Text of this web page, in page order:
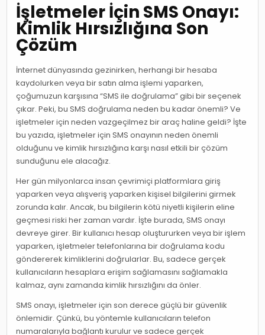
İşletmeler İçin SMS Onayı:
Kimlik Hırsızlığına Son
Çözüm
İnternet dünyasında gezinirken, herhangi bir hesaba
kaydolurken veya bir satın alma işlemi yaparken,
çoğumuzun karşısına “SMS ile doğrulama” gibi bir seçenek
çıkar. Peki, bu SMS doğrulama neden bu kadar önemli? Ve
işletmeler için neden vazgeçilmez bir araç haline geldi? İşte
bu yazıda, işletmeler için SMS onayının neden önemli
olduğunu ve kimlik hırsızlığına karşı nasıl etkili bir çözüm
sunduğunu ele alacağız.
Her gün milyonlarca insan çevrimiçi platformlara giriş
yaparken veya alışveriş yaparken kişisel bilgilerini girmek
zorunda kalır. Ancak, bu bilgilerin kötü niyetli kişilerin eline
geçmesi riski her zaman vardır. İşte burada, SMS onayı
devreye girer. Bir kullanıcı hesap oluştururken veya bir işlem
yaparken, işletmeler telefonlarına bir doğrulama kodu
göndererek kimliklerini doğrularlar. Bu, sadece gerçek
kullanıcıların hesaplara erişim sağlamasını sağlamakla
kalmaz, aynı zamanda kimlik hırsızlığını da önler.
SMS onayı, işletmeler için son derece güçlü bir güvenlik
önlemidir. Çünkü, bu yöntemle kullanıcıların telefon
numaralarıyla bağlantı kurulur ve sadece gerçek